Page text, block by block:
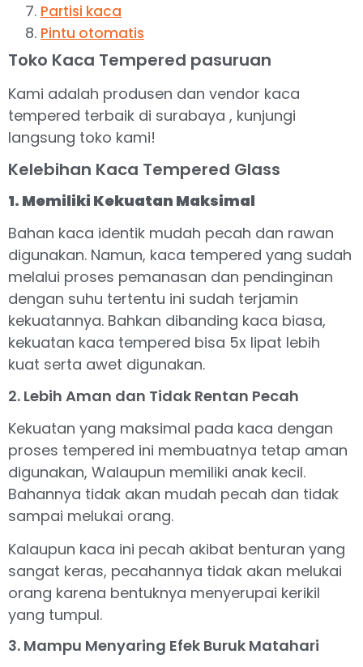
Partisi kaca
Pintu otomatis
Toko Kaca Tempered pasuruan
Kami adalah produsen dan vendor kaca
tempered terbaik di surabaya , kunjungi
langsung toko kami!
Kelebihan Kaca Tempered Glass
1. Memiliki Kekuatan Maksimal
Bahan kaca identik mudah pecah dan rawan
digunakan. Namun, kaca tempered yang sudah
melalui proses pemanasan dan pendinginan
dengan suhu tertentu ini sudah terjamin
kekuatannya. Bahkan dibanding kaca biasa,
kekuatan kaca tempered bisa 5x lipat lebih
kuat serta awet digunakan.
2. Lebih Aman dan Tidak Rentan Pecah
Kekuatan yang maksimal pada kaca dengan
proses tempered ini membuatnya tetap aman
digunakan, Walaupun memiliki anak kecil.
Bahannya tidak akan mudah pecah dan tidak
sampai melukai orang.
Kalaupun kaca ini pecah akibat benturan yang
sangat keras, pecahannya tidak akan melukai
orang karena bentuknya menyerupai kerikil
yang tumpul.
3. Mampu Menyaring Efek Buruk Matahari